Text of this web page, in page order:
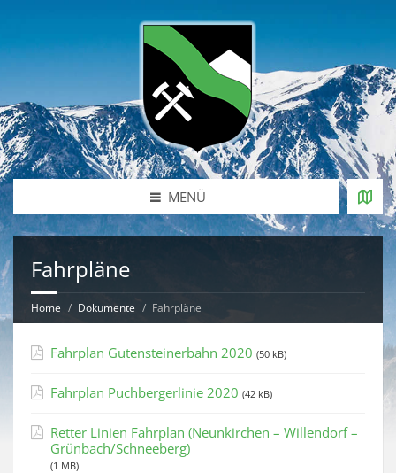
MENÜ
Fahrpläne
Home Dokumente Fahrpläne
Fahrplan Gutensteinerbahn 2020 (50 kB)
Fahrplan Puchbergerlinie 2020 (42 kB)
Retter Linien Fahrplan (Neunkirchen – Willendorf –
Grünbach/Schneeberg)
(1 MB)